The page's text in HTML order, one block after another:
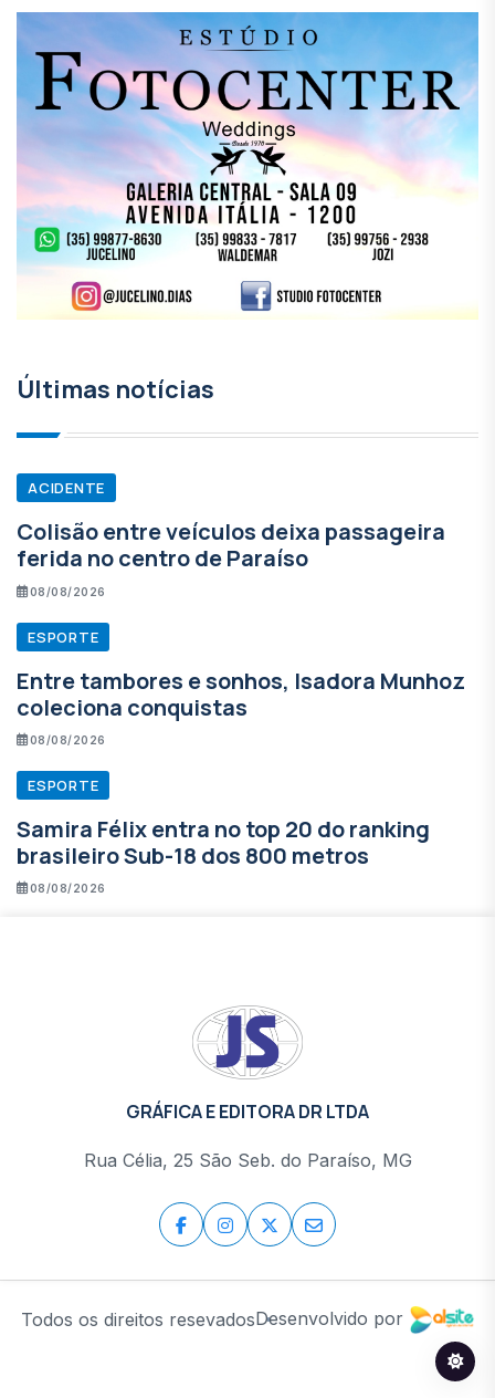
Últimas notícias
ACIDENTE
Colisão entre veículos deixa passageira
ferida no centro de Paraíso
08/08/2026
ESPORTE
Entre tambores e sonhos, Isadora Munhoz
coleciona conquistas
08/08/2026
ESPORTE
Samira Félix entra no top 20 do ranking
brasileiro Sub-18 dos 800 metros
08/08/2026
GRÁFICA E EDITORA DR LTDA
Rua Célia, 25 São Seb. do Paraíso, MG
Todos os direitos resevadosDesenvolvido por